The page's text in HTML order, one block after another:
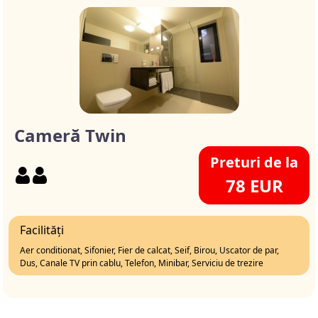
Cameră Twin
Preturi de la
78 EUR
Facilități
Aer conditionat, Sifonier, Fier de calcat, Seif, Birou, Uscator de par,
Dus, Canale TV prin cablu, Telefon, Minibar, Serviciu de trezire